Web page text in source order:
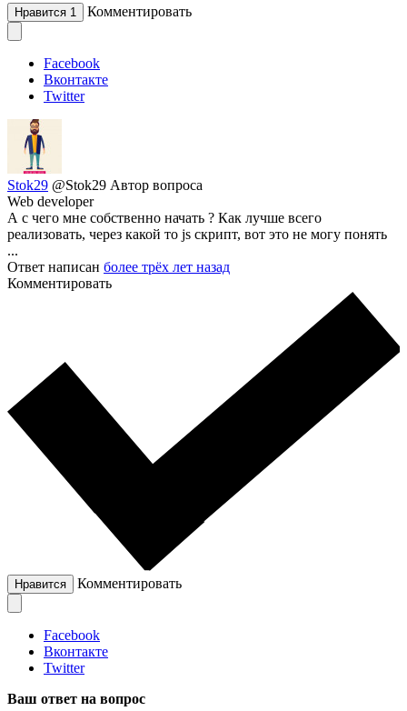
Нравится 1 Комментировать
Facebook
Вконтакте
Twitter
Stok29 @Stok29 Автор вопроса
Web developer
А с чего мне собственно начать ? Как лучше всего
реализовать, через какой то js скрипт, вот это не могу понять
...
Ответ написан более трёх лет назад
Комментировать
Нравится Комментировать
Facebook
Вконтакте
Twitter
Ваш ответ на вопрос